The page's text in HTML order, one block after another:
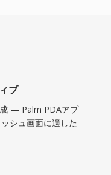
ブ
— Palm PDAアプ
シュ画面に適した